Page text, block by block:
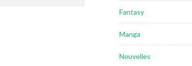
Fantasy
Manga
Nouvelles